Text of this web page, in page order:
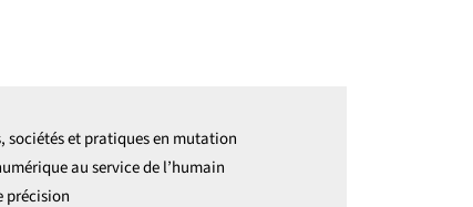
sociétés et pratiques en mutation
au service de l’humain
précision